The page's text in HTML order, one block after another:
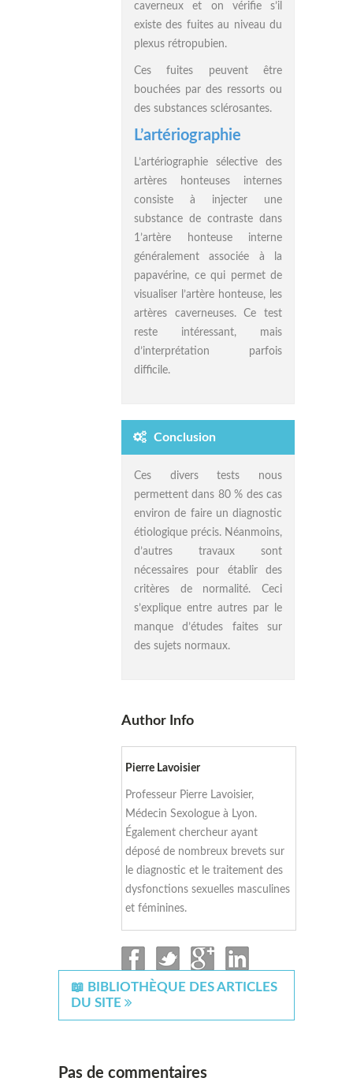
caverneux et on vérifie s’il
existe des fuites au niveau du
plexus rétropubien.
Ces fuites peuvent être
bouchées par des ressorts ou
des substances sclérosantes.
L’artériographie
L’artériographie sélective des
artères honteuses internes
consiste à injecter une
substance de contraste dans
1’artère honteuse interne
généralement associée à la
papavérine, ce qui permet de
visualiser l’artère honteuse, les
artères caverneuses. Ce test
reste intéressant, mais
d’interprétation parfois
difficile.
Conclusion
Ces divers tests nous
permettent dans 80 % des cas
environ de faire un diagnostic
étiologique précis. Néanmoins,
d’autres travaux sont
nécessaires pour établir des
critères de normalité. Ceci
s’explique entre autres par le
manque d’études faites sur
des sujets normaux.
📖 BIBLIOTHÈQUE DES ARTICLES
DU SITE
Author Info
Pierre Lavoisier
Professeur Pierre Lavoisier,
Médecin Sexologue à Lyon.
Également chercheur ayant
déposé de nombreux brevets sur
le diagnostic et le traitement des
dysfonctions sexuelles masculines
et féminines.
Pas de commentaires